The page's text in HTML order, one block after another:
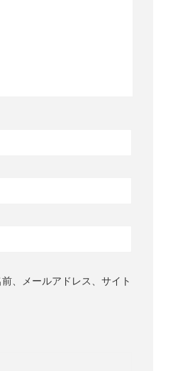
、メールアドレス、サイト